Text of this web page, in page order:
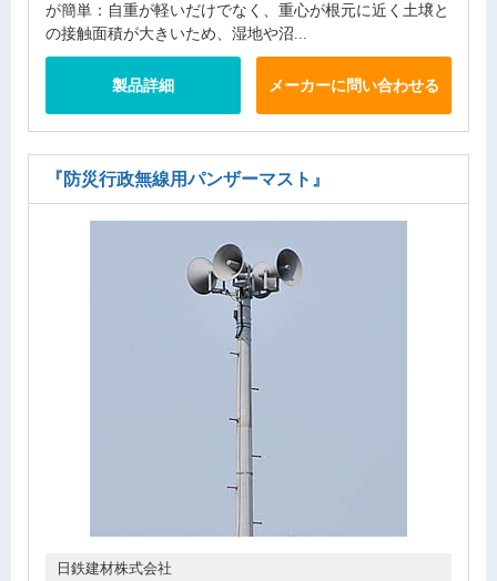
が簡単：自重が軽いだけでなく、重心が根元に近く土壌と
の接触面積が大きいため、湿地や沼...
製品詳細 メーカーに問い合わせる
『防災行政無線用パンザーマスト』
日鉄建材株式会社